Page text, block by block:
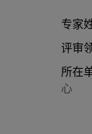
专家
评审
所在
心